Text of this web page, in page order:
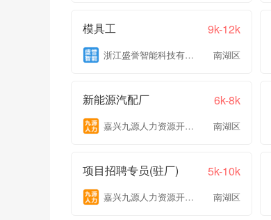
模具工 9k-12k
浙江盛誉智能科技有限公司 南湖区
新能源汽配厂 6k-8k
嘉兴九源人力资源开发有限公司 南湖区
项目招聘专员(驻厂) 5k-10k
嘉兴九源人力资源开发有限公司 南湖区